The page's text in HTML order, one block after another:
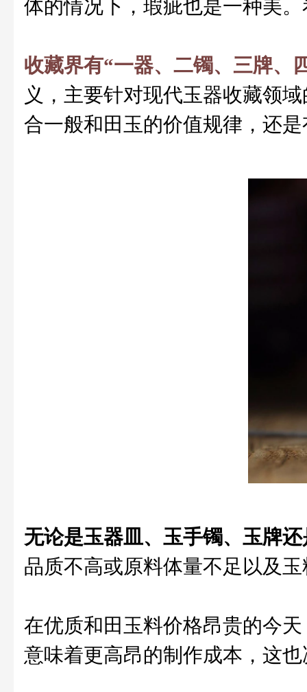
体的情况下，瑕疵也是一种美
收藏界有“一器、二镯、三牌、
义，主要针对现代玉器收藏领
合一般和田玉的价值规律，还
无论是玉器皿、玉手镯、玉牌
品质不高或原料体量不足以及
在优质和田玉料价格昂贵的今
意味着更高昂的制作成本，这